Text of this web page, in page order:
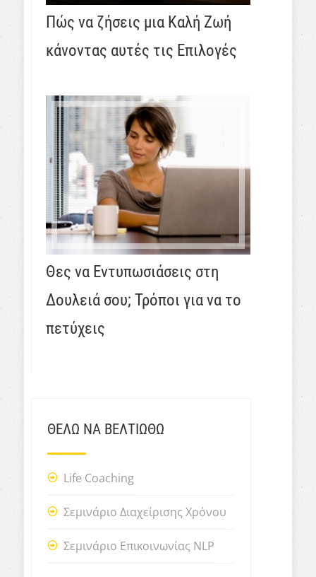
Πώς να ζήσεις μια Καλή Ζωή
κάνοντας αυτές τις Επιλογές
Θες να Εντυπωσιάσεις στη
Δουλειά σου; Τρόποι για να το
πετύχεις
ΘΕΛΩ ΝΑ ΒΕΛΤΙΩΘΩ
Life Coaching
Σεμινάριο Διαχείρισης Χρόνου
Σεμινάριο Επικοινωνίας NLP